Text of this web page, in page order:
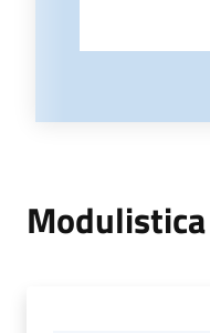
Modulistica